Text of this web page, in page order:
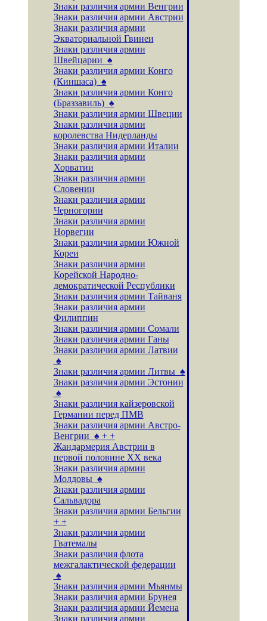
Знаки различия армии Венгрии
Знаки различия армии Австрии
Знаки различия армии
Экваториальной Гвинеи
Знаки различия армии
Швейцарии ♠
Знаки различия армии Конго
(Киншаса) ♠
Знаки различия армии Конго
(Браззавиль) ♠
Знаки различия армии Швеции
Знаки различия армии
королевства Нидерланды
Знаки различия армии Италии
Знаки различия армии
Хорватии
Знаки различия армии
Словении
Знаки различия армии
Черногории
Знаки различия армии
Норвегии
Знаки различия армии Южной
Кореи
Знаки различия армии
Корейской Народно-
демократической Республики
Знаки различия армии Тайваня
Знаки различия армии
Филиппин
Знаки различия армии Сомали
Знаки различия армии Ганы
Знаки различия армии Латвии
♠
Знаки различия армии Литвы ♠
Знаки различия армии Эстонии
♠
Знаки различия кайзеровской
Германии перед ПМВ
Знаки различия армии Австро-
Венгрии ♠ + +
Жандармерия Австрии в
первой половине XX века
Знаки различия армии
Молдовы ♠
Знаки различия армии
Сальвадора
Знаки различия армии Бельгии
+ +
Знаки различия армии
Гватемалы
Знаки различия флота
межгалактической федерации
♠
Знаки различия армии Мьянмы
Знаки различия армии Брунея
Знаки различия армии Йемена
Знаки различия армии